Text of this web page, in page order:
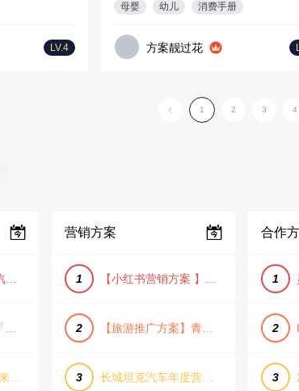
LV.4
母婴 幼儿 消费手册
方案靓过花
1 2 3 4
【营销方案】理想汽车车主露营户外旅行保客活动策划方案
【活动策划方案】「团圆盛景」趣味中秋游园会活动策划方案
【文旅活动方案】“来和月亮撞个满怀”文旅景区中秋露营音乐会团建拓展方案
营销方案
1 【小红书营销方案 】2025小红书节日大促节点大促IP营销方案
2 【旅游推广方案】青岛城市活力与山海魅力旅游推广方案（PPT格式）
3 长城坦克汽车年度营销活动方案
合作
1
2
3